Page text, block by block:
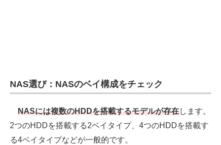
NAS選び：NASのベイ構成をチェック
NASには複数のHDDを搭載するモデルが存在します。
2つのHDDを搭載する2ベイタイプ、4つのHDDを搭載す
る4ベイタイプなどが一般的です。